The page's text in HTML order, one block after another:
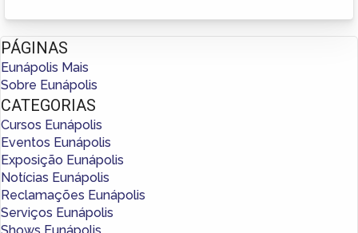
PÁGINAS
Eunápolis Mais
Sobre Eunápolis
CATEGORIAS
Cursos Eunápolis
Eventos Eunápolis
Exposição Eunápolis
Notícias Eunápolis
Reclamações Eunápolis
Serviços Eunápolis